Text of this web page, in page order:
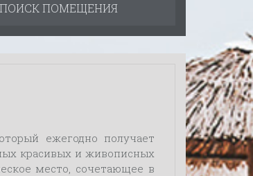
ПОИСК ПОМЕЩЕНИЯ
ежегодно получает
красивых и живописных
место, сочетающее в